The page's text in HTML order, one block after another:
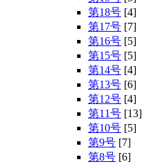
第18号 [4]
第17号 [7]
第16号 [5]
第15号 [5]
第14号 [4]
第13号 [6]
第12号 [4]
第11号 [13]
第10号 [5]
第9号 [7]
第8号 [6]